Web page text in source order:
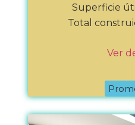
Superficie
Total
Ver